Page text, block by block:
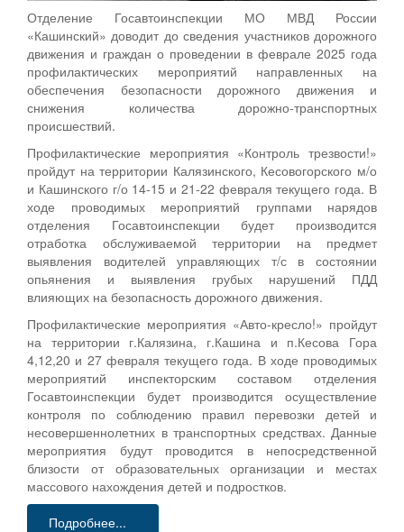
Отделение Госавтоинспекции МО МВД России
«Кашинский» доводит до сведения участников дорожного
движения и граждан о проведении в феврале 2025 года
профилактических мероприятий направленных на
обеспечения безопасности дорожного движения и
снижения количества дорожно-транспортных
происшествий.
Профилактические мероприятия «Контроль трезвости!»
пройдут на территории Калязинского, Кесовогорского м/о
и Кашинского г/о 14-15 и 21-22 февраля текущего года. В
ходе проводимых мероприятий группами нарядов
отделения Госавтоинспекции будет производится
отработка обслуживаемой территории на предмет
выявления водителей управляющих т/с в состоянии
опьянения и выявления грубых нарушений ПДД
влияющих на безопасность дорожного движения.
Профилактические мероприятия «Авто-кресло!» пройдут
на территории г.Калязина, г.Кашина и п.Кесова Гора
4,12,20 и 27 февраля текущего года. В ходе проводимых
мероприятий инспекторским составом отделения
Госавтоинспекции будет производится осуществление
контроля по соблюдению правил перевозки детей и
несовершеннолетних в транспортных средствах. Данные
мероприятия будут проводится в непосредственной
близости от образовательных организации и местах
массового нахождения детей и подростков.
Подробнее...